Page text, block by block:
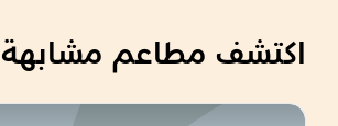
اكتشف مطاعم مشابهة